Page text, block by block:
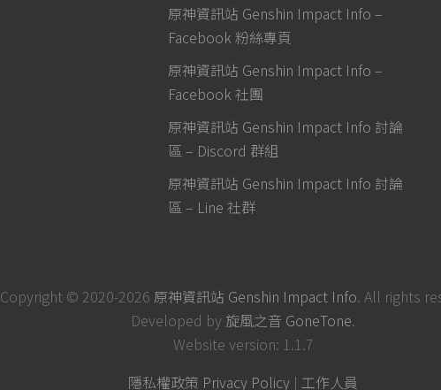
原神資訊站 Genshin Impact Info –
Facebook 粉絲專頁
原神資訊站 Genshin Impact Info –
Facebook 社團
原神資訊站 Genshin Impact Info 討論
區 – Discord 群組
原神資訊站 Genshin Impact Info 討論
區 – Line 社群
Copyright © 2020-2026 原神資訊站 Genshin Impact Info. All rights
Developed by 旋風之音 GoneTone.
Website version: 1.1.7
隱私權政策 Privacy Policy | 工作人員